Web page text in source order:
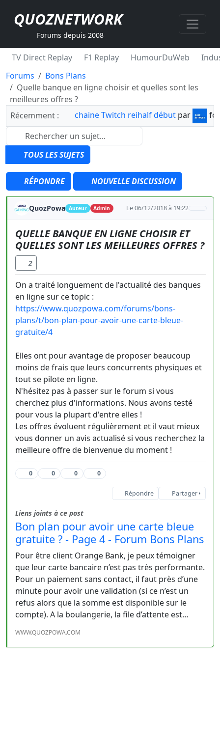
QUOZNETWORK
Forums depuis 2008
TV Direct Replay F1 Replay HumourDuWeb
Forums
Bons Plans
Quelle banque en ligne choisir et quelles sont les
meilleures offres ?
Récemment :
chaine Twitch reihalf début par
TOUS LES SUJETS
RÉPONDRE NOUVELLE DISCUSSION
QuozPowa Auteur Admin Le 06/12/2018 à 19:22
QUELLE BANQUE EN LIGNE CHOISIR ET
QUELLES SONT LES MEILLEURES OFFRES ?
2
On a traité longuement de l'actualité des banques
en ligne sur ce topic :
https://www.quozpowa.com/forums/bons-
plans/t/bon-plan-pour-avoir-une-carte-bleue-
gratuite/4
Elles ont pour avantage de proposer beaucoup
moins de frais que leurs concurrents physiques et
tout se pilote en ligne.
N'hésitez pas à passer sur le forum si vous
cherchez plus d'informations. Nous avons testé
pour vous la plupart d'entre elles !
Les offres évoluent régulièrement et il vaut mieux
vous donner un avis actualisé si vous recherchez la
meilleure offre de bienvenue du moment !
0 0 0 0
Répondre Partager
Liens joints à ce post
Bon plan pour avoir une carte bleue
gratuite ? - Page 4 - Forum Bons Plans
Pour être client Orange Bank, je peux témoigner
que leur carte bancaire n’est pas très performante.
Pour un paiement sans contact, il faut près d’une
minute pour avoir une validation (si ce n’est un
refus alors que la somme est disponible sur le
compte). A la boulangerie, la file d’attente est…
WWW.QUOZPOWA.COM